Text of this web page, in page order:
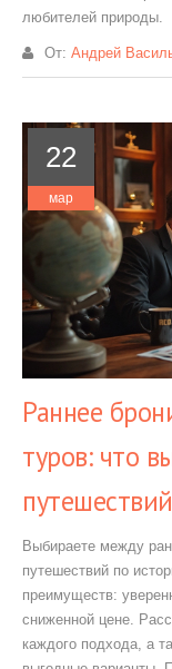
любителей природы.
От: Андрей
22
мар
Раннее
туров: что
Выбираете между
путешествий по
преимуществ:
сниженной цене.
каждого подхода, а